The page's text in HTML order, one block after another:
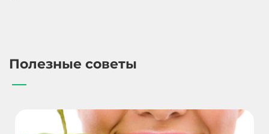
Полезные советы